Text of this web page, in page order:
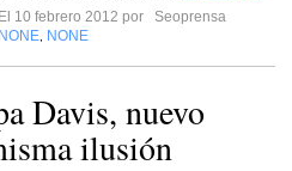
El 10 febrero 2012 por
Seoprensa
NONE NONE
Davis, nuevo
ilusión